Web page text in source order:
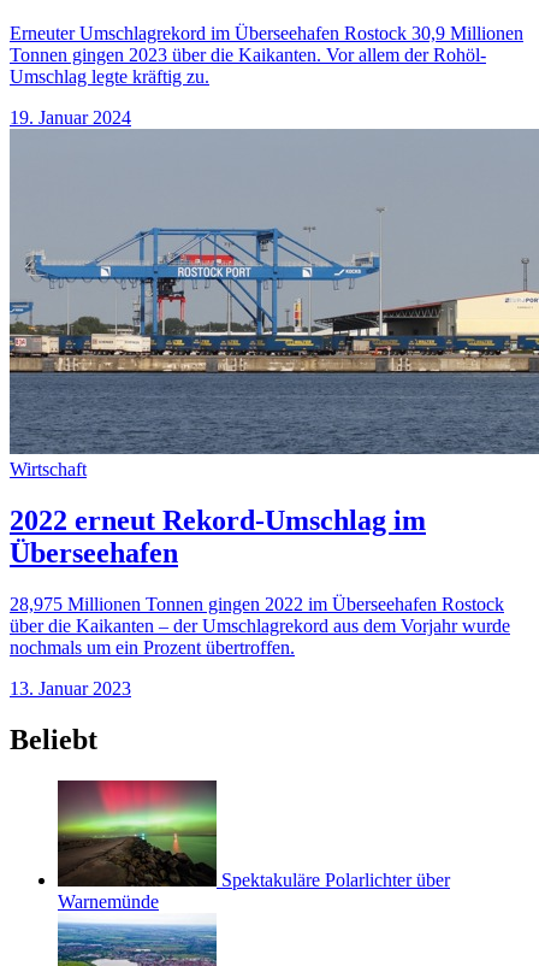
Erneuter Umschlagrekord im Überseehafen Rostock 30,9 Millionen
Tonnen gingen 2023 über die Kaikanten. Vor allem der Rohöl-
Umschlag legte kräftig zu.
19. Januar 2024
Wirtschaft
2022 erneut Rekord-Umschlag im
Überseehafen
28,975 Millionen Tonnen gingen 2022 im Überseehafen Rostock
über die Kaikanten – der Umschlagrekord aus dem Vorjahr wurde
nochmals um ein Prozent übertroffen.
13. Januar 2023
Beliebt
Spektakuläre Polarlichter über
Warnemünde